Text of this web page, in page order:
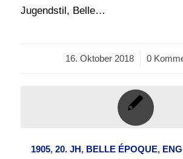
Jugendstil, Belle…
16. Oktober 2018
/ 0
1905,20. JH, BELLE ÉPOQUE,